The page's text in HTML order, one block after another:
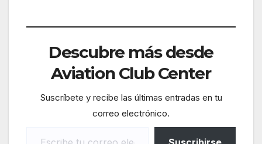
Descubre más desde
Aviation Club Center
Suscríbete y recibe las últimas entradas en tu
correo electrónico.